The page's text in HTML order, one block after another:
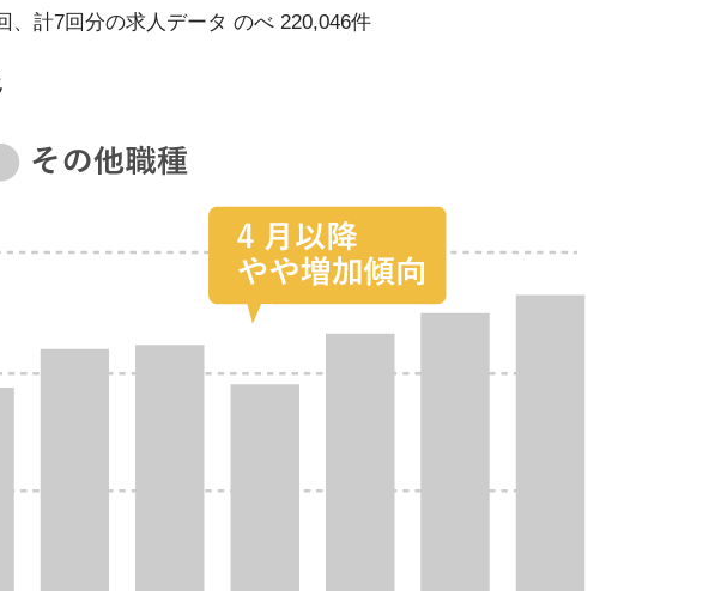
、計7回分の求人データ のべ 220,046件